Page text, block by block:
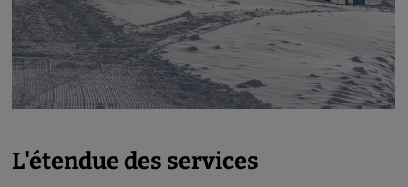
L'étendue des services